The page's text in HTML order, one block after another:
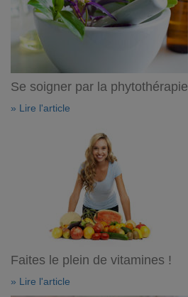
Se soigner par la phytothérapie
» Lire l'article
Faites le plein de vitamines !
» Lire l'article